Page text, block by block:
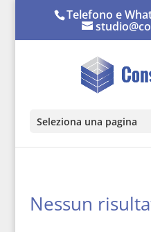
Telefono e
Seleziona una pagina
Nessun